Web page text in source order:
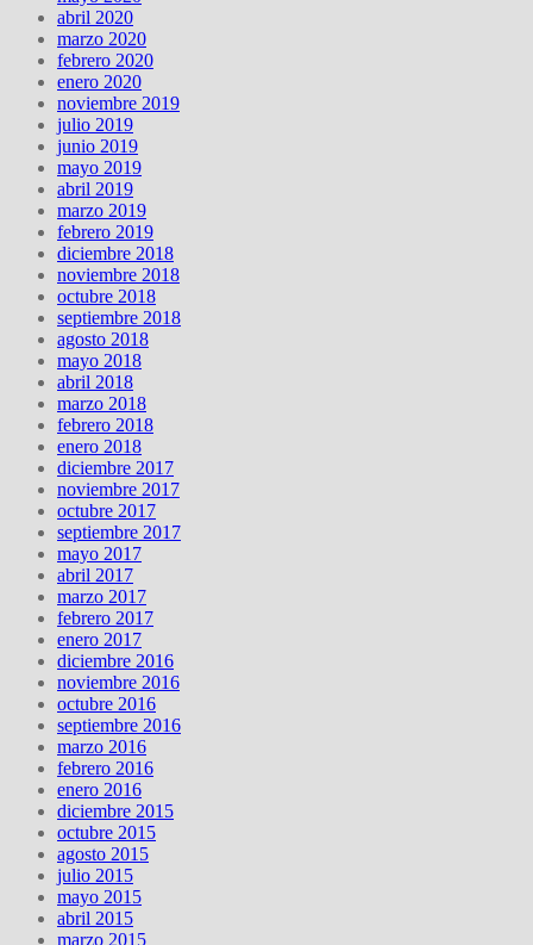
abril 2020
marzo 2020
febrero 2020
enero 2020
noviembre 2019
julio 2019
junio 2019
mayo 2019
abril 2019
marzo 2019
febrero 2019
diciembre 2018
noviembre 2018
octubre 2018
septiembre 2018
agosto 2018
mayo 2018
abril 2018
marzo 2018
febrero 2018
enero 2018
diciembre 2017
noviembre 2017
octubre 2017
septiembre 2017
mayo 2017
abril 2017
marzo 2017
febrero 2017
enero 2017
diciembre 2016
noviembre 2016
octubre 2016
septiembre 2016
marzo 2016
febrero 2016
enero 2016
diciembre 2015
octubre 2015
agosto 2015
julio 2015
mayo 2015
abril 2015
marzo 2015